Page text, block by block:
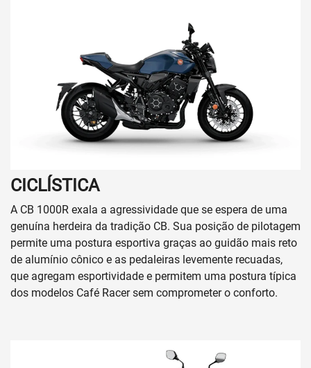
CICLÍSTICA
A CB 1000R exala a agressividade que se espera de uma
genuína herdeira da tradição CB. Sua posição de pilotagem
permite uma postura esportiva graças ao guidão mais reto
de alumínio cônico e as pedaleiras levemente recuadas,
que agregam esportividade e permitem uma postura típica
dos modelos Café Racer sem comprometer o conforto.